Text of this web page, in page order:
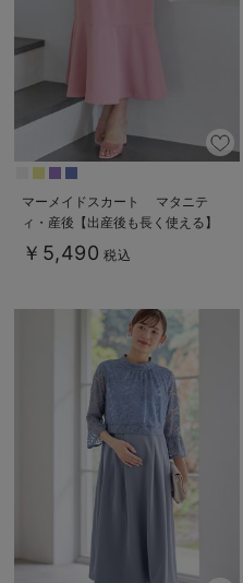
マーメイドスカート マタニテ
ィ・産後【出産後も長く使える】
￥5,490 税込